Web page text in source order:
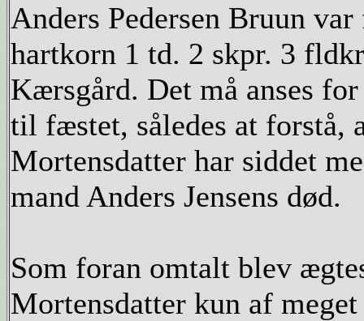
Anders Pedersen Bruun
hartkorn 1 td. 2 skpr. 3
Kærsgård. Det må anses
til fæstet, således at forstå,
Mortensdatter har siddet
mand Anders Jensens død.
Som foran omtalt blev
Mortensdatter kun af